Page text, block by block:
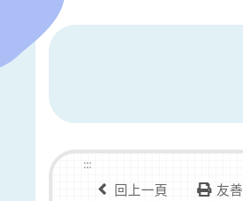
:::
回上一頁 友